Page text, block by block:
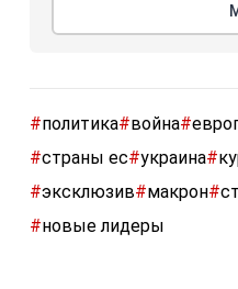
#политика#война#
#страны ес#украина#
#эксклюзив#макрон#
#новые лидеры